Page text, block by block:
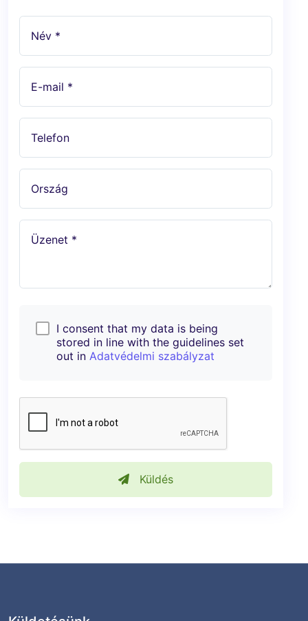
Név *
E-mail *
Telefon
Ország
Üzenet *
I consent that my data is being
stored in line with the guidelines set
out in Adatvédelmi szabályzat
Küldés